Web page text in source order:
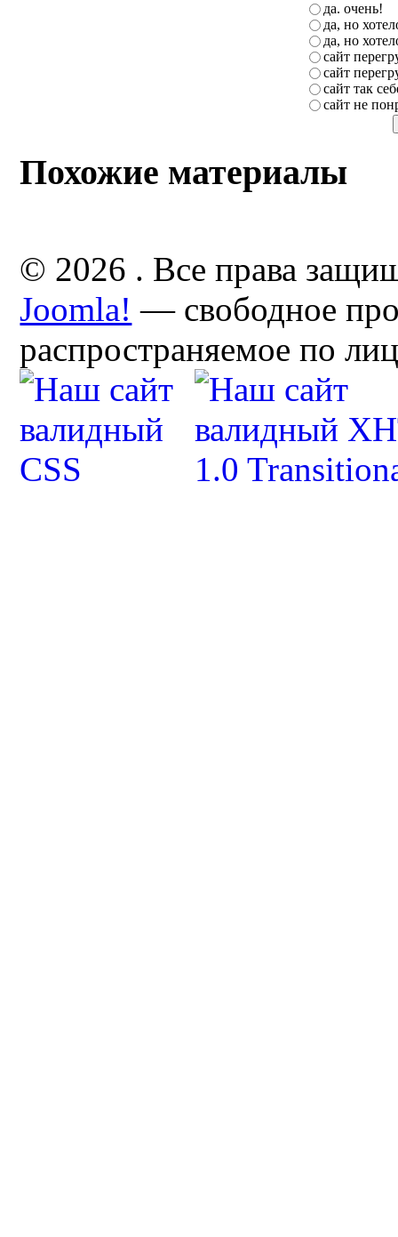
да. очень!
да, но
да, но
сайт
сайт
сайт так
сайт не
Похожие материалы
© 2026 . Все права
Joomla! — свободное
распространяемое по